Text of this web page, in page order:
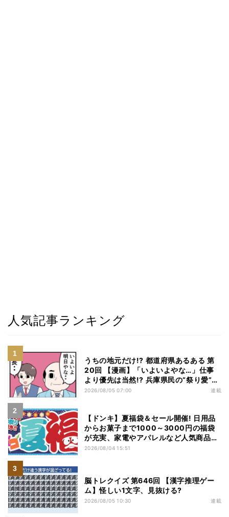
人気記事ランキング
うちの地元だけ!? 都道府県あるある 第
20回 【漫画】「いよいよやな…」仕事
より優先は当然!? 兵庫県民の“祭り愛”が
熱すぎた
2026/08/05 07:00 連載
【ドンキ】夏福袋＆セール開催! 日用品
からお菓子まで1000～3000円の福袋
が充実、家電やアパレルなど人気商品も
特価
2026/08/04 15:51
脳トレクイズ 第646回 【漢字推理ゲー
ム】怪しい1文字、見抜ける?
2026/08/05 10:30 連載